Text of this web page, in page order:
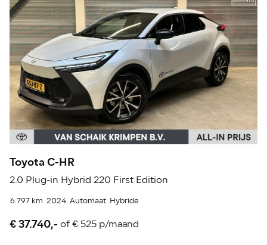
Toyota C-HR
2.0 Plug-in Hybrid 220 First Edition
6.797 km 2024 Automaat Hybride
€ 37.740,- of€ 525 p/maand